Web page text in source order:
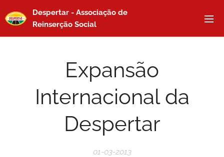
Despertar - Associação de
Reinserção Social
Expansão
Internacional da
Despertar
01-03-2013